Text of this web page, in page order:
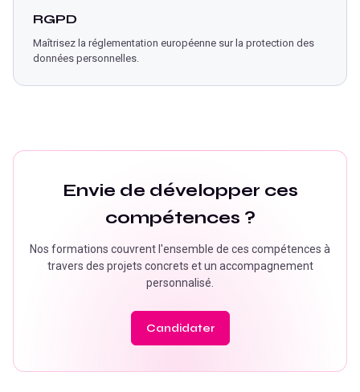
RGPD
Maîtrisez la réglementation européenne sur la protection des
données personnelles.
Envie de développer ces
compétences ?
Nos formations couvrent l'ensemble de ces compétences à
travers des projets concrets et un accompagnement
personnalisé.
Candidater